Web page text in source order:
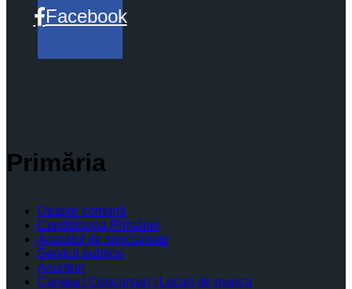
Facebook
Primăria
Despre comună
Conducerea Primăriei
Aparatul de specialitate
Servicii publice
Anunturi
Cariera | Concursuri | Locuri de munca